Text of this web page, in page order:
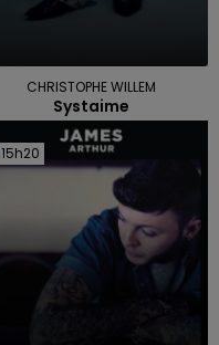
CHRISTOPHE WILLEM
Systaime
15h20
15h20